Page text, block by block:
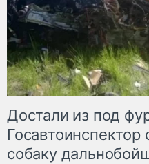
Достали из под
собаку